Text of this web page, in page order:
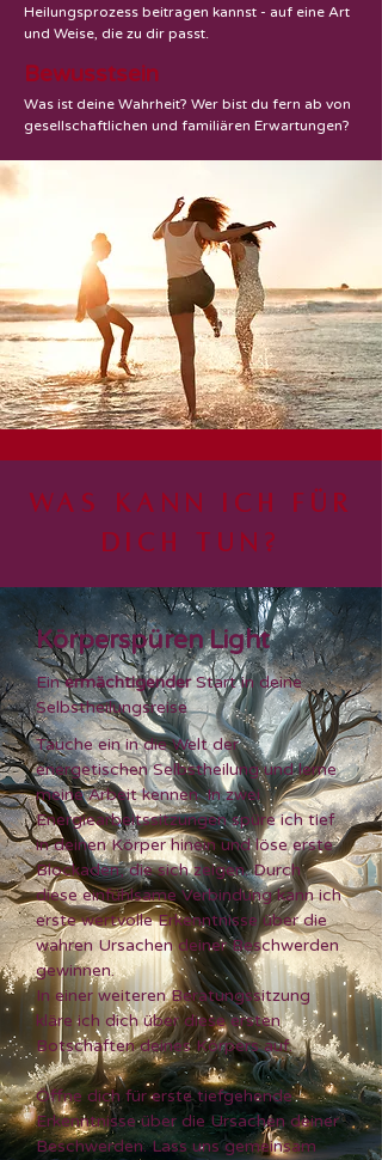
Heilungsprozess beitragen kannst - auf eine Art
und Weise, die zu dir passt.
Bewusstsein
Was ist deine Wahrheit? Wer bist du fern ab von
gesellschaftlichen und familiären Erwartungen?
Was kann ich für
dich tun?
Körperspüren Light
EinermächtigenderStart in deine
Selbstheilungsreise
Tauche ein in die Welt der
energetischen Selbstheilung und lerne
meine Arbeit kennen. In zwei
Energiearbeitssitzungen spüre ich tief
in deinen Körper hinein und löse erste
Blockaden, die sich zeigen. Durch
diese einfühlsame Verbindung kann ich
erste wertvolle Erkenntnisse über die
wahren Ursachen deiner Beschwerden
gewinnen.
In einer weiteren Beratungssitzung
kläre ich dich über diese ersten
Botschaften deines Körpers auf.
Öffne dich für erste tiefgehende
Erkenntnisse über die Ursachen deiner
Beschwerden. Lass uns gemeinsam